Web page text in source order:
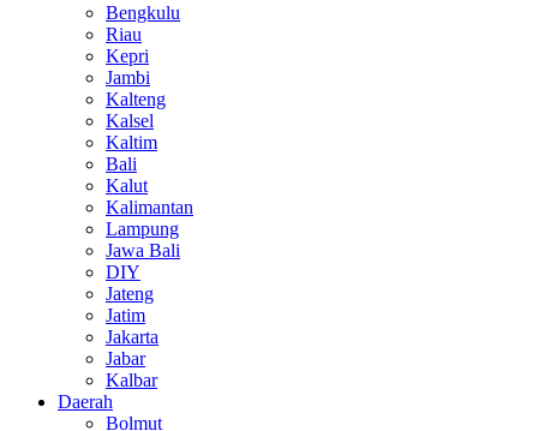
Bengkulu
Riau
Kepri
Jambi
Kalteng
Kalsel
Kaltim
Bali
Kalut
Kalimantan
Lampung
Jawa Bali
DIY
Jateng
Jatim
Jakarta
Jabar
Kalbar
Daerah
Bolmut